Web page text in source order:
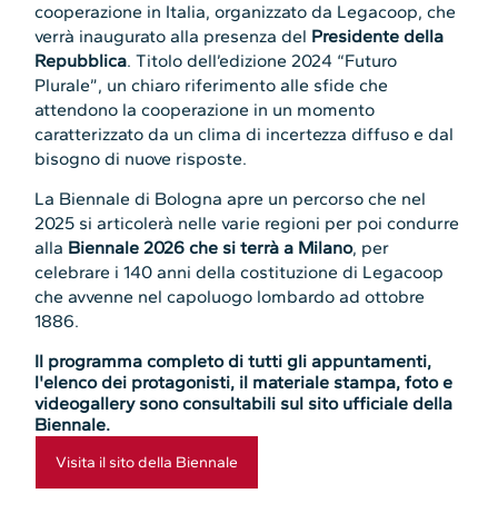
cooperazione in Italia, organizzato da Legacoop, che
verrà inaugurato alla presenza del Presidente della
Repubblica. Titolo dell’edizione 2024 “Futuro
Plurale”, un chiaro riferimento alle sfide che
attendono la cooperazione in un momento
caratterizzato da un clima di incertezza diffuso e dal
bisogno di nuove risposte.
La Biennale di Bologna apre un percorso che nel
2025 si articolerà nelle varie regioni per poi condurre
alla Biennale 2026 che si terrà a Milano, per
celebrare i 140 anni della costituzione di Legacoop
che avvenne nel capoluogo lombardo ad ottobre
1886.
Il programma completo di tutti gli appuntamenti,
l'elenco dei protagonisti, il materiale stampa, foto e
videogallery sono consultabili sul sito ufficiale della
Biennale.
Visita il sito della Biennale